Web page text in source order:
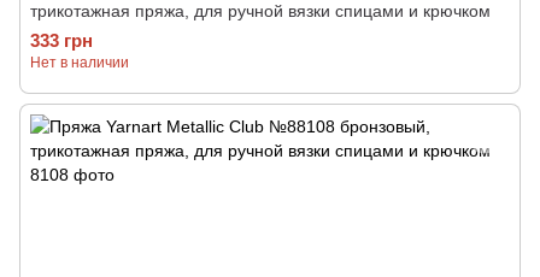
трикотажная пряжа, для ручной вязки спицами и крючком
333 грн
Нет в наличии